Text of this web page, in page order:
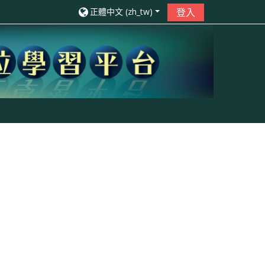
正體中文 ‎(zh_tw)‎ 登入